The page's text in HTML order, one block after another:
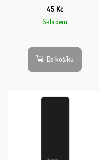
45 Kč
Skladem
Do košíku